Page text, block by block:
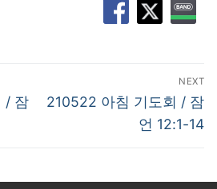
/ 잠
NEXT
Next
210522 아침 기도회 / 잠
언 12:1-14